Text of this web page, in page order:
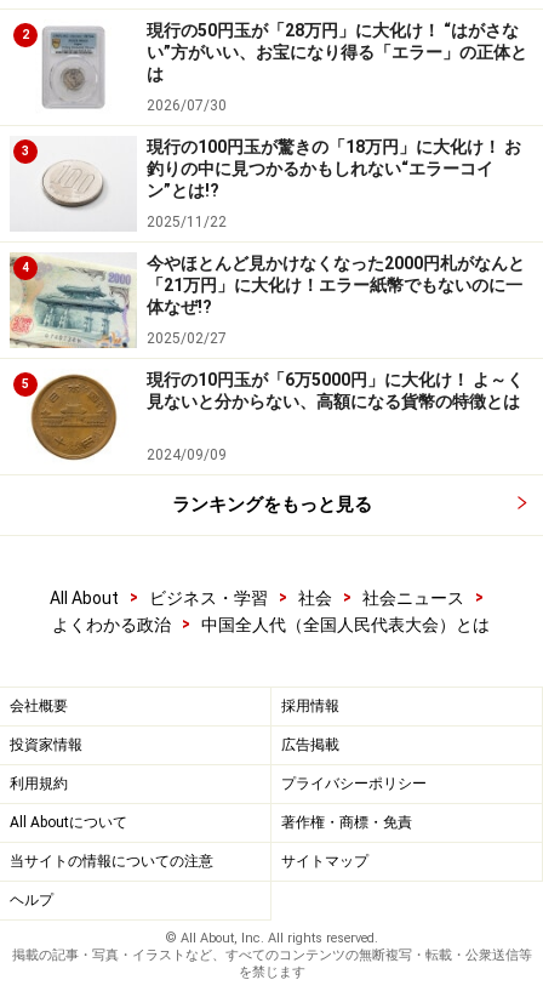
人代の各機関への監督権が明確にされ、省級・県級人民
代表大会は政府やそれより下の級の人民代表大会が行っ
た決定を取り消す権限を持つことが定められました。
これによって地方の汚職をなくし、国民の不満を解消し
ようということですが、はたしてうまく機能するように
なるか、今後に注目したいと思います。
★おすすめINDEX「アジアの政治」
※記事内容は執筆時点のものです。最新の内容をご確認くださ
い。
2
現行の50円玉が「28万円」に大化け！ “はがさな
い”方がいい、お宝になり得る「エラー」の正体と
は
2026/07/30
3
現行の100円玉が驚きの「18万円」に大化け！ お
釣りの中に見つかるかもしれない“エラーコイ
ン”とは!?
2025/11/22
4
今やほとんど見かけなくなった2000円札がなんと
「21万円」に大化け！エラー紙幣でもないのに一
体なぜ!?
2025/02/27
5
現行の10円玉が「6万5000円」に大化け！ よ～く
見ないと分からない、高額になる貨幣の特徴とは
2024/09/09
ランキングをもっと見る
All About > ビジネス・学習 > 社会 > 社会ニュース
>
よくわかる政治
> 中国全人代（全国人民代表大会）とは
会社概要 採用情報
投資家情報 広告掲載
利用規約 プライバシーポリシー
All Aboutについて 著作権・商標・免責
当サイトの情報についての注意 サイトマップ
ヘルプ
© All About, Inc. All rights reserved.
掲載の記事・写真・イラストなど、すべてのコンテンツの無断複写・転載・公衆送信等
を禁じます